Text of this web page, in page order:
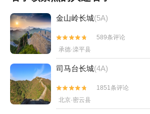
金山岭长城(5A)


589条评论
承德·滦平县
司马台长城(4A)


1851条评论
北京·密云县